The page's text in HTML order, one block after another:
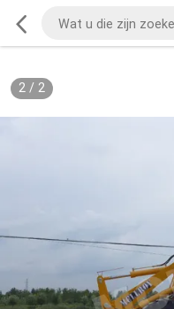
2/ 2